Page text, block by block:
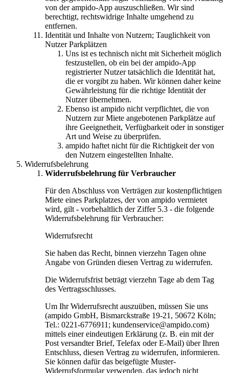
von der ampido-App auszuschließen. Wir sind
berechtigt, rechtswidrige Inhalte umgehend zu
entfernen.
Identität und Inhalte von Nutzern; Tauglichkeit von
Nutzer Parkplätzen
Uns ist es technisch nicht mit Sicherheit möglich
festzustellen, ob ein bei der ampido-App
registrierter Nutzer tatsächlich die Identität hat,
die er vorgibt zu haben. Wir können daher keine
Gewährleistung für die richtige Identität der
Nutzer übernehmen.
Ebenso ist ampido nicht verpflichtet, die von
Nutzern zur Miete angebotenen Parkplätze auf
ihre Geeignetheit, Verfügbarkeit oder in sonstiger
Art und Weise zu überprüfen.
ampido haftet nicht für die Richtigkeit der von
den Nutzern eingestellten Inhalte.
Widerrufsbelehrung
Widerrufsbelehrung für Verbraucher
Für den Abschluss von Verträgen zur kostenpflichtigen
Miete eines Parkplatzes, der von ampido vermietet
wird, gilt - vorbehaltlich der Ziffer 5.3 - die folgende
Widerrufsbelehrung für Verbraucher:
Widerrufsrecht
Sie haben das Recht, binnen vierzehn Tagen ohne
Angabe von Gründen diesen Vertrag zu widerrufen.
Die Widerrufsfrist beträgt vierzehn Tage ab dem Tag
des Vertragsschlusses.
Um Ihr Widerrufsrecht auszuüben, müssen Sie uns
(ampido GmbH, Bismarckstraße 19-21, 50672 Köln;
Tel.: 0221-6776911; kundenservice@ampido.com)
mittels einer eindeutigen Erklärung (z. B. ein mit der
Post versandter Brief, Telefax oder E-Mail) über Ihren
Entschluss, diesen Vertrag zu widerrufen, informieren.
Sie können dafür das beigefügte Muster-
Widerrufsformular verwenden, das jedoch nicht